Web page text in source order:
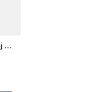
Pamuklu Büyük Ebat Plaj Havlusu